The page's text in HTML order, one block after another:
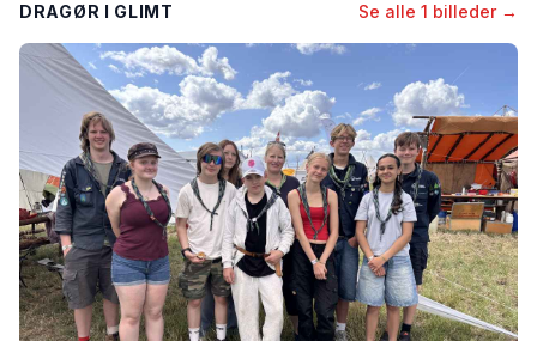
DRAGØR I GLIMT Se alle 1 billeder →